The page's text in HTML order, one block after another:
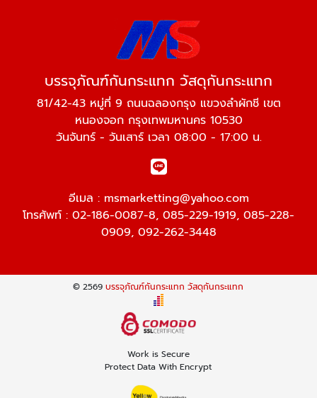
บรรจุภัณฑ์กันกระแทก วัสดุกันกระแทก
81/42-43 หมู่ที่ 9 ถนนฉลองกรุง แขวงลำผักชี เขต
หนองจอก กรุงเทพมหานคร 10530
วันจันทร์ - วันเสาร์ เวลา 08:00 - 17:00 น.
อีเมล : msmarketting@yahoo.com
โทรศัพท์ : 02-186-0087-8, 085-229-1919, 085-228-
0909, 092-262-3448
© 2569บรรจุภัณฑ์กันกระแทก วัสดุกันกระแทก
Work is Secure
Protect Data With Encrypt